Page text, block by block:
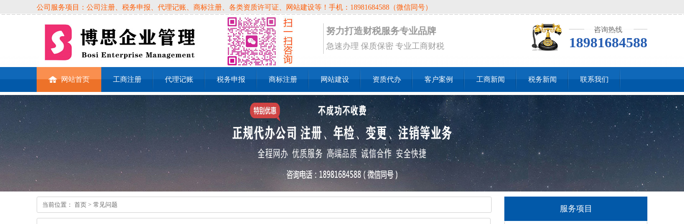
公司服务项目：公司注册、税务申报、代理记账、商标注册、各类资质许可证、网站建设等！手机：18981684588（微信同号）
咨询热线
18981684588
努力打造财税服务专业品牌
急速办理 保质保密 专业工商财税
网站首页 工商注册 代理记账 税务申报 商标注册 网站建设 资质代办 客户案例 工商新闻 税务新闻 联系我们
当前位置： 首页 > 常见问题 服务项目